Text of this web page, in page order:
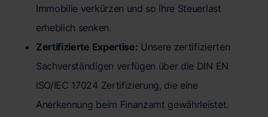
Immobilie verkürzen und so Ihre Steuerlast
erheblich senken.
Zertifizierte Expertise: Unsere zertifizierten
Sachverständigen verfügen über die DIN EN
ISO/IEC 17024 Zertifizierung, die eine
Anerkennung beim Finanzamt gewährleistet.